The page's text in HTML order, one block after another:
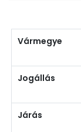
Vármegye
Jogállás
Járás